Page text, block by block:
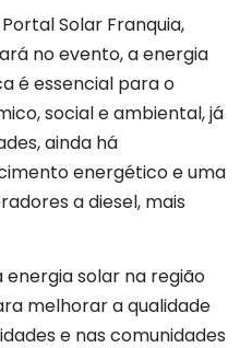
Solar Franquia,
no evento, a energia
é essencial para o
social e ambiental, já
ainda há
energético e uma
a diesel, mais
energia solar na região
melhorar a qualidade
e nas comunidades